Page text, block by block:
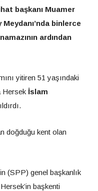
başkanı Muamer
binlerce
ardından
yitiren 51 yaşındaki
Hersek İslam
doğduğu kent olan
(SPP) genel başkanlık
başkenti